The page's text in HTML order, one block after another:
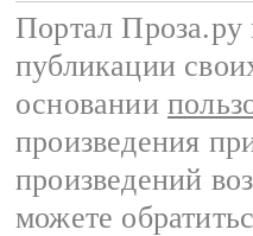
Портал Проза.ру
публикации
основании
произведения
произведений
можете